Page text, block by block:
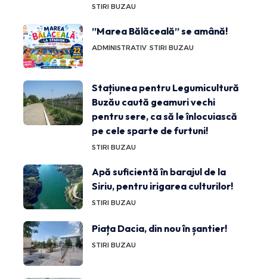
STIRI BUZAU
”Marea Bălăceală” se amână!
ADMINISTRATIV STIRI BUZAU
Stațiunea pentru Legumicultură
Buzău caută geamuri vechi
pentru sere, ca să le înlocuiască
pe cele sparte de furtuni!
STIRI BUZAU
Apă suficientă în barajul de la
Siriu, pentru irigarea culturilor!
STIRI BUZAU
Piața Dacia, din nou în șantier!
STIRI BUZAU